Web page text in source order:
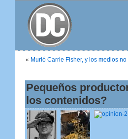
« Murió Carrie Fisher, y los medios
Pequeños
los contenidos?